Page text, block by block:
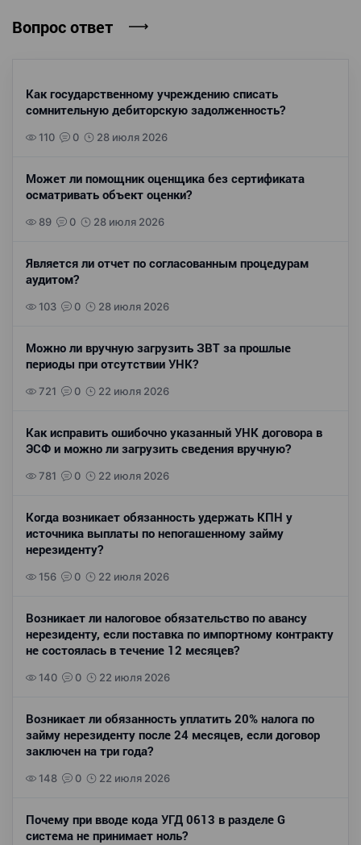
Вопрос ответ
Как государственному учреждению списать
сомнительную дебиторскую задолженность?
110 0 28 июля 2026
Может ли помощник оценщика без сертификата
осматривать объект оценки?
89 0 28 июля 2026
Является ли отчет по согласованным процедурам
аудитом?
103 0 28 июля 2026
Можно ли вручную загрузить ЗВТ за прошлые
периоды при отсутствии УНК?
721 0 22 июля 2026
Как исправить ошибочно указанный УНК договора в
ЭСФ и можно ли загрузить сведения вручную?
781 0 22 июля 2026
Когда возникает обязанность удержать КПН у
источника выплаты по непогашенному займу
нерезиденту?
156 0 22 июля 2026
Возникает ли налоговое обязательство по авансу
нерезиденту, если поставка по импортному контракту
не состоялась в течение 12 месяцев?
140 0 22 июля 2026
Возникает ли обязанность уплатить 20% налога по
займу нерезиденту после 24 месяцев, если договор
заключен на три года?
148 0 22 июля 2026
Почему при вводе кода УГД 0613 в разделе G
система не принимает ноль?